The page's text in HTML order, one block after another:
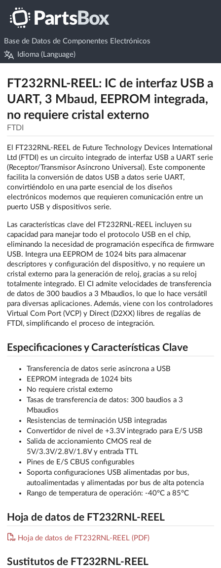
Base de Datos de Componentes Electrónicos
Idioma (Language)
FT232RNL-REEL: IC de interfaz USB a
UART, 3 Mbaud, EEPROM integrada,
no requiere cristal externo
FTDI
El FT232RNL-REEL de Future Technology Devices International
Ltd (FTDI) es un circuito integrado de interfaz USB a UART serie
(Receptor/Transmisor Asíncrono Universal). Este componente
facilita la conversión de datos USB a datos serie UART,
convirtiéndolo en una parte esencial de los diseños
electrónicos modernos que requieren comunicación entre un
puerto USB y dispositivos serie.
Las características clave del FT232RNL-REEL incluyen su
capacidad para manejar todo el protocolo USB en el chip,
eliminando la necesidad de programación específica de firmware
USB. Integra una EEPROM de 1024 bits para almacenar
descriptores y configuración del dispositivo, y no requiere un
cristal externo para la generación de reloj, gracias a su reloj
totalmente integrado. El CI admite velocidades de transferencia
de datos de 300 baudios a 3 Mbaudios, lo que lo hace versátil
para diversas aplicaciones. Además, viene con los controladores
Virtual Com Port (VCP) y Direct (D2XX) libres de regalías de
FTDI, simplificando el proceso de integración.
Especificaciones y Características Clave
Transferencia de datos serie asíncrona a USB
EEPROM integrada de 1024 bits
No requiere cristal externo
Tasas de transferencia de datos: 300 baudios a 3
Mbaudios
Resistencias de terminación USB integradas
Convertidor de nivel de +3.3V integrado para E/S USB
Salida de accionamiento CMOS real de
5V/3.3V/2.8V/1.8V y entrada TTL
Pines de E/S CBUS configurables
Soporta configuraciones USB alimentadas por bus,
autoalimentadas y alimentadas por bus de alta potencia
Rango de temperatura de operación: -40°C a 85°C
Hoja de datos de FT232RNL-REEL
Hoja de datos de FT232RNL-REEL (PDF)
Sustitutos de FT232RNL-REEL